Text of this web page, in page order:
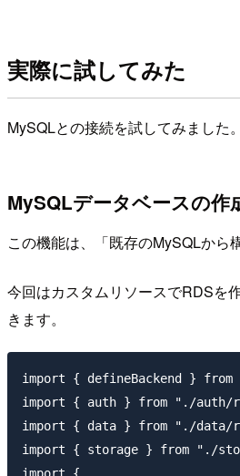
実際に試してみた
MySQLとの接続を試してみました。
MySQLデータベースの作
この機能は、「既存のMySQLから
今回はカスタムリソースでRDSを
きます。
import { defineBackend } from
import { auth } from "./auth/
import { data } from "./data/
import { storage } from "./